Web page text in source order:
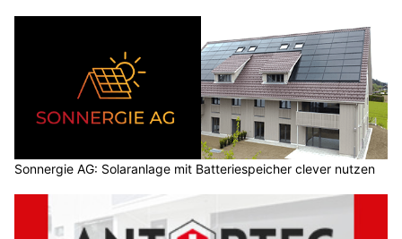
Sonnergie AG: Solaranlage mit Batteriespeicher clever nutzen